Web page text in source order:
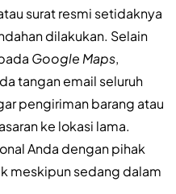
surat resmi setidaknya
dilakukan. Selain
Google Maps,
tangan email seluruh
pengiriman barang atau
ke lokasi lama.
Anda dengan pihak
meskipun sedang dalam